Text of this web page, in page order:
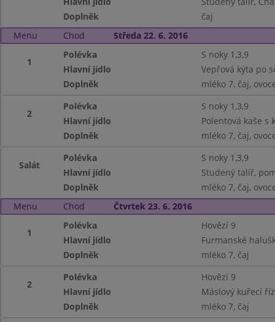
Doplněk
čaj
Menu
Chod Středa 22. 6. 2016
1
Polévka
S noky 1,3,9
Hlavní jídlo
Vepřová kýta po
Doplněk
mléko 7, čaj,
2
Polévka
S noky 1,3,9
Hlavní jídlo
Polentová kaše s
Doplněk
mléko 7, čaj,
Salát
Polévka
S noky 1,3,9
Hlavní jídlo
Studený talíř,
Doplněk
mléko 7, čaj,
Menu
Chod Čtvrtek 23. 6. 2016
1
Polévka
Hovězí 9
Hlavní jídlo
Furmanské
Doplněk
mléko 7, čaj
2
Polévka
Hovězí 9
Hlavní jídlo
Máslový kuřecí
Doplněk
mléko 7, čaj